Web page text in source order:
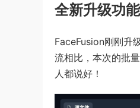
全新升级功
FaceFusion刚刚升
流相比，本次的批
人都说好！